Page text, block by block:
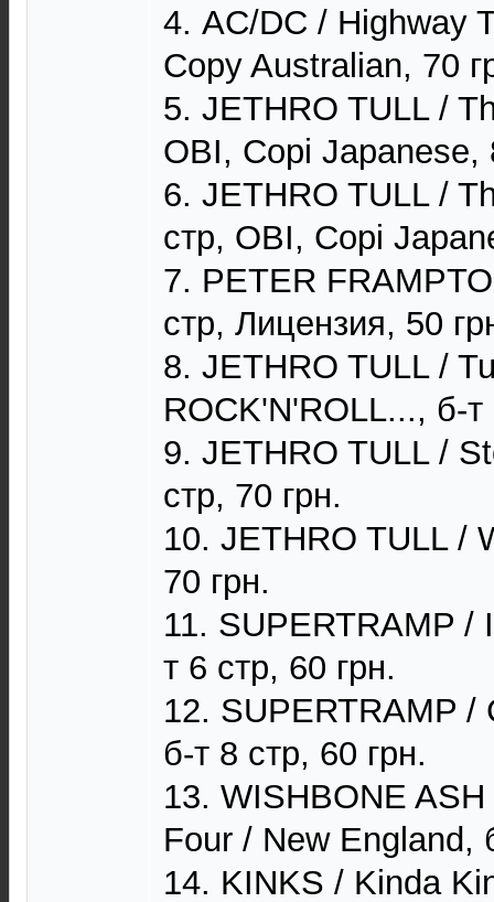
4. AC/DC / Highway
Copy Australian, 70
5. JETHRO TULL /
OBI, Copi Japanese,
6. JETHRO TULL /
стр, OBI, Copi
7. PETER
стр, Лицензия, 50
8. JETHRO TULL /
ROCK'N'ROLL..., б-т
9. JETHRO TULL /
стр, 70 грн.
10. JETHRO TULL /
70 грн.
11. SUPERTRAMP /
т 6 стр, 60 грн.
12. SUPERTRAMP /
б-т 8 стр, 60 грн.
13. WISHBONE
Four / New England,
14. KINKS / Kinda